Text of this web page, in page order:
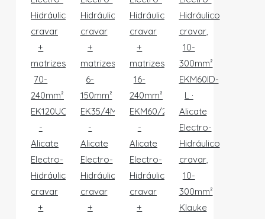
EK120UCFMSET20
-
Alicate
Electro-
Hidráulico
cravar
+
EK35/4MLSETHL
-
Alicate
Electro-
Hidráulico
cravar
+
EKM60/22LSETL
-
Alicate
Electro-
Hidráulico
cravar
+
EKM60ID-
L ·
Alicate
Electro-
Hidráulico
cravar,
10-
300mm²
Klauke